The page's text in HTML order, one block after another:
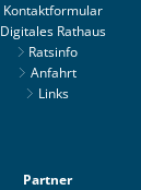
Kontaktformular
Digitales Rathaus
Ratsinfo
Anfahrt
Links
Partner